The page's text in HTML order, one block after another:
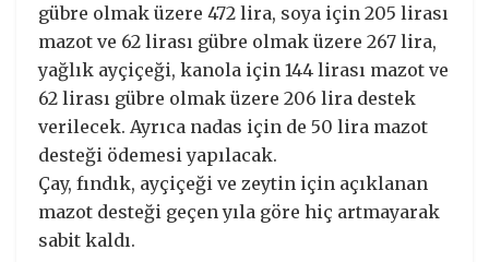
gübre olmak üzere 472 lira, soya için 205 lirası
mazot ve 62 lirası gübre olmak üzere 267 lira,
yağlık ayçiçeği, kanola için 144 lirası mazot ve
62 lirası gübre olmak üzere 206 lira destek
verilecek. Ayrıca nadas için de 50 lira mazot
desteği ödemesi yapılacak.
Çay, fındık, ayçiçeği ve zeytin için açıklanan
mazot desteği geçen yıla göre hiç artmayarak
sabit kaldı.